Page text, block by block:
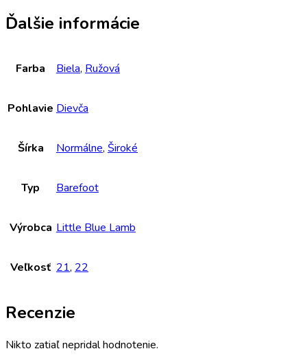
Ďalšie informácie
Farba Biela, Ružová
Pohlavie Dievča
Šírka Normálne, Široké
Typ Barefoot
Výrobca Little Blue Lamb
Veľkosť 21, 22
Recenzie
Nikto zatiaľ nepridal hodnotenie.